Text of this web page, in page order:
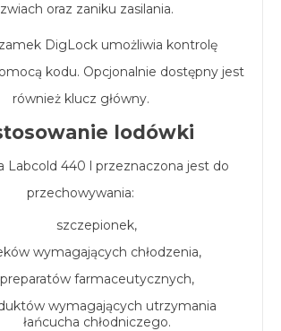
oraz zaniku zasilania.
DigLock umożliwia kontrolę
kodu. Opcjonalnie dostępny jest
również klucz główny.
lodówki
Labcold 440 l przeznaczona jest do
przechowywania:
szczepionek,
wymagających chłodzenia,
preparatów farmaceutycznych,
wymagających utrzymania
łańcucha chłodniczego.